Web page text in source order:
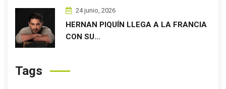
24 junio, 2026
HERNAN PIQUÍN LLEGA A LA FRANCIA
CON SU…
Tags